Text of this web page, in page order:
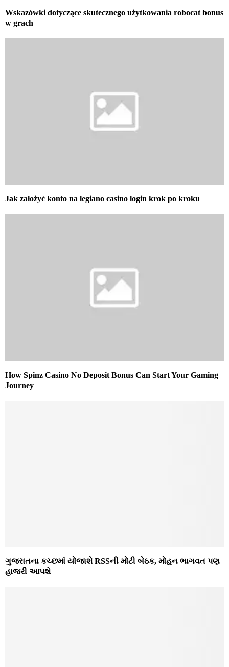
Wskazówki dotyczące skutecznego użytkowania robocat bonus
w grach
Jak założyć konto na legiano casino login krok po kroku
How Spinz Casino No Deposit Bonus Can Start Your Gaming
Journey
ગુજરાતના કચ્છમાં યોજાશે RSSની મોટી બેઠક, મોહન ભાગવત પણ
હાજરી આપશે